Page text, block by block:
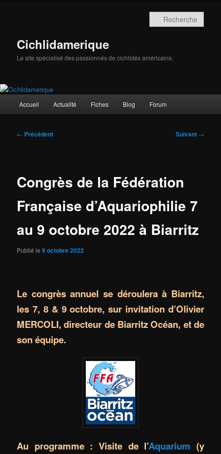
Cichlidamerique
Le site spécialisé des passionnés de cichlidés américains.
principal
Accueil Actualité Fiches Blog Forum
Navigation
← Précédent Suivant →
Congrès de la Fédération
Française d’Aquariophilie 7
au 9 octobre 2022 à Biarritz
Publié le9 octobre 2022
Le congrès annuel se déroulera à Biarritz,
les 7, 8 & 9 octobre, sur invitation d’Olivier
MERCOLI, directeur de Biarritz Océan, et de
son équipe.
Au programme : Visite de l’Aquarium (y